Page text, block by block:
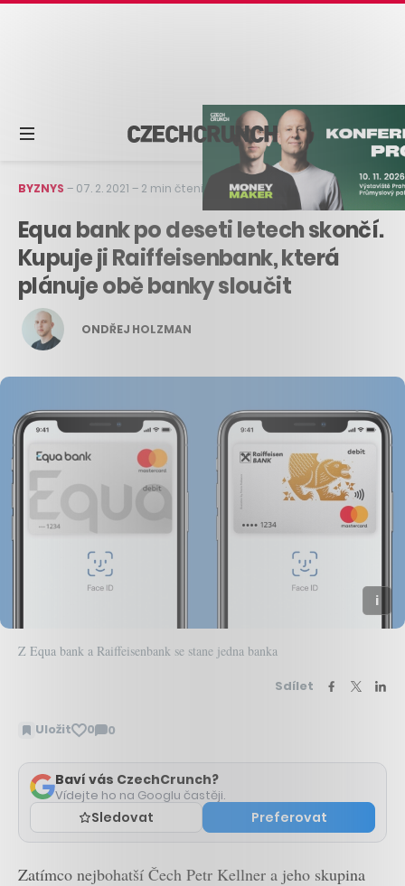
BYZNYS – 07. 2. 2021 – 2 min čtení
Equa bank po deseti letech skončí.
Kupuje ji Raiffeisenbank, která
plánuje obě banky sloučit
ONDŘEJ HOLZMAN
Z Equa bank a Raiffeisenbank se stane jedna banka
Sdílet
Uložit 0 0
Zobrazit
Baví vás CzechCrunch?
Vídejte ho na Googlu častěji.
Sledovat Preferovat
Zatímco nejbohatší Čech Petr Kellner a jeho skupina